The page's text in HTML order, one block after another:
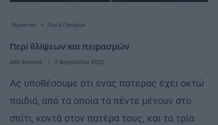
Γεροντικό Λόγια Πατέρων
Περί θλίψεων και πειρασμών
από ikivotos 2 Αυγούστου 2026
Ας υπο­θέ­σου­με ότι ένας πα­τέ­ρας έχει οκτώ
παι­διά, από τα οποία τα πέν­τε μέ­νουν στο
σπί­τι, κον­τά στον πα­τέ­ρα τους, και τα τρία